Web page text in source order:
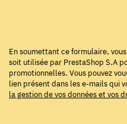
En soumettant ce formulaire,
soit utilisée par PrestaShop S.A
promotionnelles. Vous pouvez
lien présent dans les e-mails qui
la gestion de vos données et vos